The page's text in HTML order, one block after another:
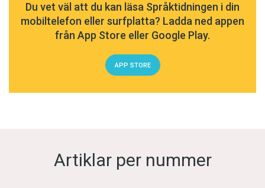
Du vet väl att du kan läsa Språktidningen i din
mobiltelefon eller surfplatta? Ladda ned appen
från App Store eller Google Play.
APP STORE
Artiklar per nummer